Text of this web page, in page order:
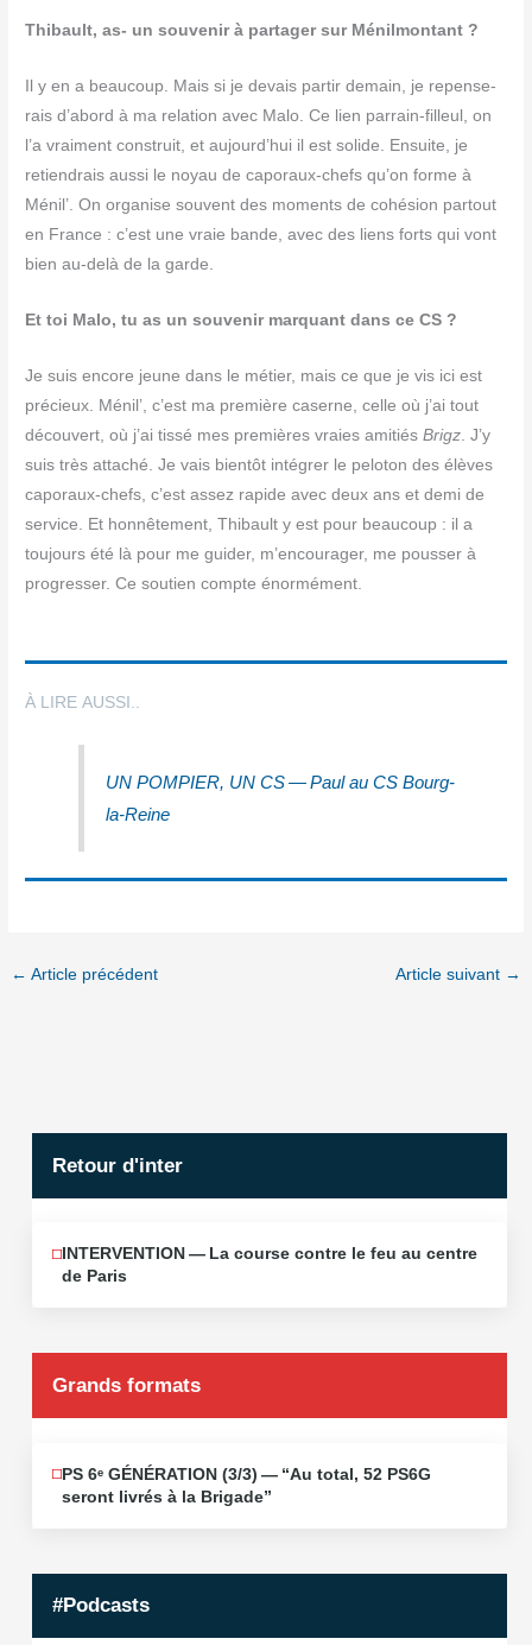
Thi­bault, as- un sou­ve­nir à par­ta­ger sur Ménilmontant ?
Il y en a beau­coup. Mais si je devais par­tir demain, je repen­se­
rais d’abord à ma rela­tion avec Malo. Ce lien par­rain-filleul, on
l’a vrai­ment construit, et aujourd’hui il est solide. Ensuite, je
retien­drais aus­si le noyau de capo­raux-chefs qu’on forme à
Ménil’. On orga­nise sou­vent des moments de cohé­sion par­tout
en France : c’est une vraie bande, avec des liens forts qui vont
bien au-delà de la garde.
Et toi Malo, tu as un sou­ve­nir mar­quant dans ce CS ?
Je suis encore jeune dans le métier, mais ce que je vis ici est
pré­cieux. Ménil’, c’est ma pre­mière caserne, celle où j’ai tout
décou­vert, où j’ai tis­sé mes pre­mières vraies ami­tiésBrigz . J’y
suis très atta­ché. Je vais bien­tôt inté­grer le pelo­ton des élèves
capo­raux-chefs, c’est assez rapide avec deux ans et demi de
ser­vice. Et hon­nê­te­ment, Thi­bault y est pour beau­coup : il a
tou­jours été là pour me gui­der, m’encourager, me pous­ser à
pro­gres­ser. Ce sou­tien compte énormément.
À LIRE AUSSI..
UN POMPIER, UN CS — Paul au CS Bourg-
la-Reine
← Article précédent Article suivant →
Retour d'inter
JUIN
12
INTERVENTION — La course contre le feu au centre
de Paris
Grands formats
JUIN
19
PS 6ᵉ GÉNÉRATION (3/​3) — “Au total, 52 PS6G
seront livrés à la Brigade”
#Podcasts